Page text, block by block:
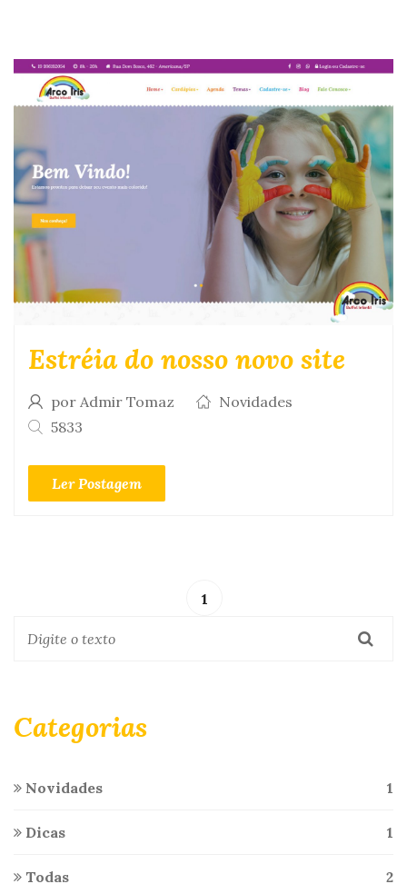
Estréia do nosso novo site
por Admir Tomaz
Novidades
5833
Ler Postagem
1
Categorias
Novidades 1
Dicas 1
Todas 2